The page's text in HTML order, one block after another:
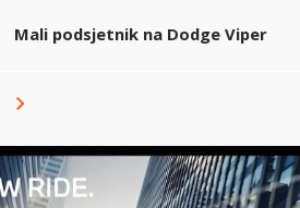
Mali podsjetnik na Dodge Viper